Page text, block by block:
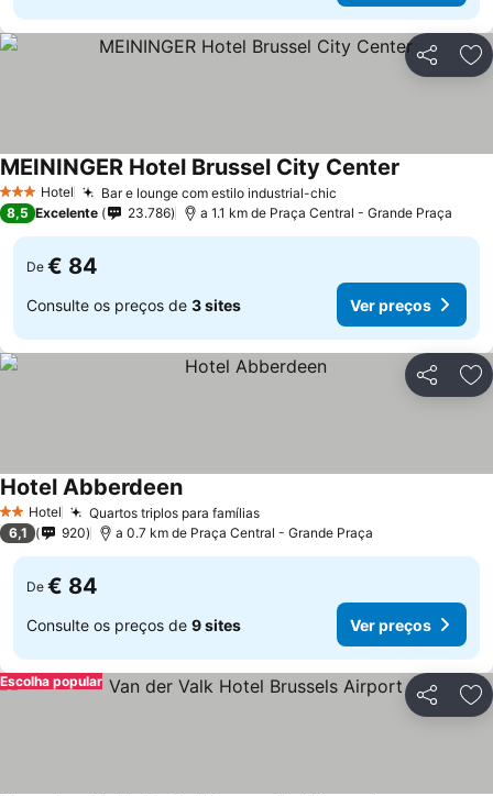
Partilhar
3 EstrelasHotel Bar e lounge com estilo industrial-chic
MEININGER Hotel Brussel City Center
8,5 Excelente 23.786 a 1.1 km de Praça Central - Grande Praça
De € 84
Consulte os preços de 3 sites Ver preços
Partilhar
2 Estrelas
Hotel Quartos triplos para famílias
Hotel Abberdeen
6,1 920 a 0.7 km de Praça Central - Grande Praça
De € 84
Consulte os preços de 9 sites Ver preços
Partilhar
Escolha popular